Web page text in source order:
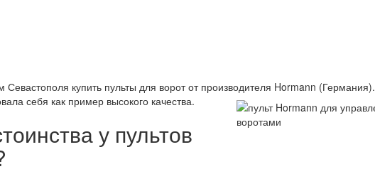
купить пульты для ворот от производителя Hormann (Германия).
себя как пример высокого качества.
у пультов